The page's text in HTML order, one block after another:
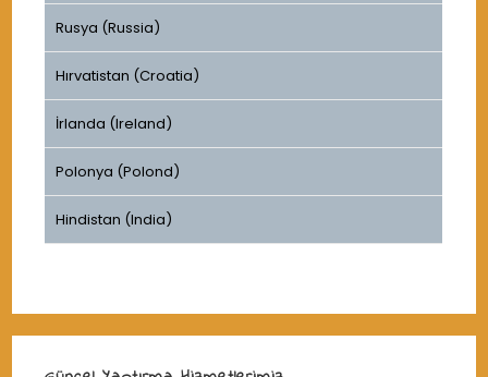
Rusya (Russia)
Hırvatistan (Croatia)
İrlanda (Ireland)
Polonya (Polond)
Hindistan (India)